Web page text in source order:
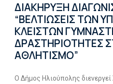
ΔΙΑΚΗΡΥΞΗ
“ΒΕΛΤΙΩΣΕΙΣ ΤΩΝ
ΚΛΕΙΣΤΩΝ
ΔΡΑΣΤΗΡΙΟΤΗΤΕΣ
ΑΘΛΗΤΙΣΜΟ”
Ο Δήμος Ηλιούπολης